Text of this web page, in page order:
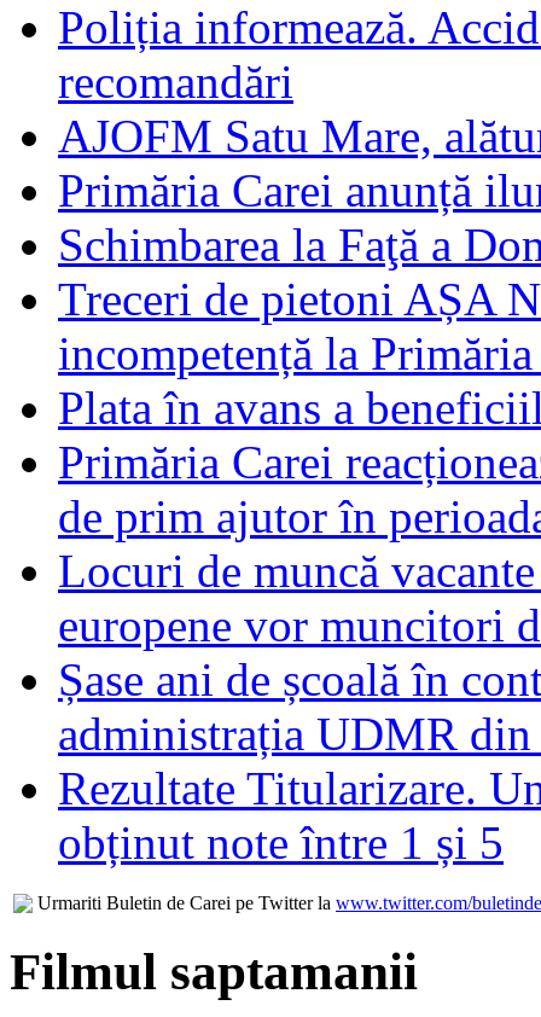
Poliția informează.
recomandări
AJOFM Satu Mare,
Primăria Carei anunță
Schimbarea la Faţă a
Treceri de pietoni AȘA
incompetență la
Plata în avans a
Primăria Carei
de prim ajutor în
Locuri de muncă
europene vor muncitori
Șase ani de școală în
administrația UDMR din
Rezultate Titularizare.
obținut note între 1 și 5
Urmariti Buletin de Carei pe Twitter la www.twitter.com/
Filmul saptamanii